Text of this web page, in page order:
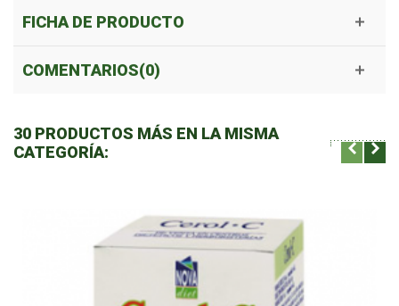
FICHA DE PRODUCTO
COMENTARIOS(0)
30 PRODUCTOS MÁS EN LA MISMA
CATEGORÍA: